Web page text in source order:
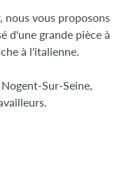
nous vous proposons
d'une grande pièce à
à l'italienne.
Sur-Seine,